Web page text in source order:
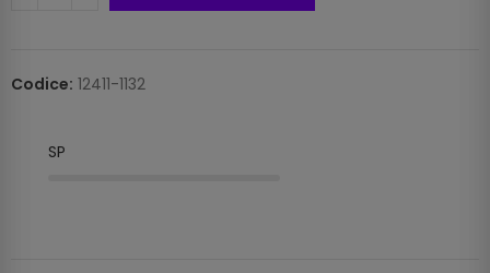
Codice: 12411-1132
SPEDIZIONE